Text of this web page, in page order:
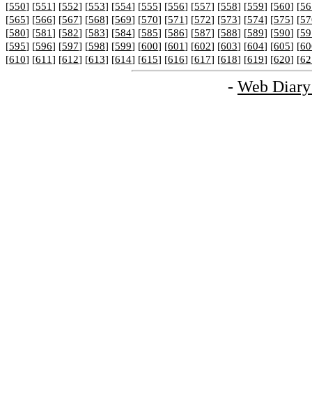
[550] [551] [552] [553] [554] [555] [556] [557] [558] [559] [560] [
[565] [566] [567] [568] [569] [570] [571] [572] [573] [574] [575] [
[580] [581] [582] [583] [584] [585] [586] [587] [588] [589] [590] [
[595] [596] [597] [598] [599] [600] [601] [602] [603] [604] [605] [
[610] [611] [612] [613] [614] [615] [616] [617] [618] [619] [620] [
- Web